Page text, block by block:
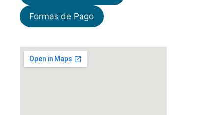
Formas de Pago